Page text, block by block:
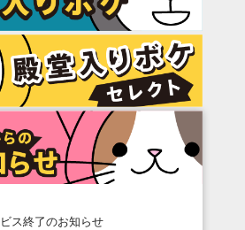
ス終了のお知らせ